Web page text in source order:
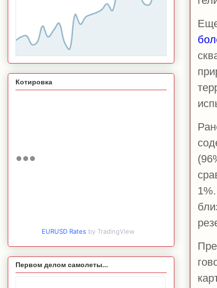
Котировка
EURUSD Rates by TradingView
Первом делом самолеты...